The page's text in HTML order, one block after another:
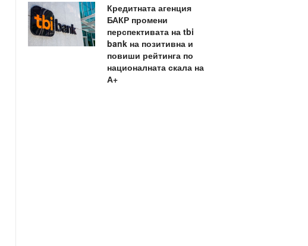
Кредитната агенция
БАКР промени
перспективата на tbi
bank на позитивна и
повиши рейтинга по
националната скала на
А+